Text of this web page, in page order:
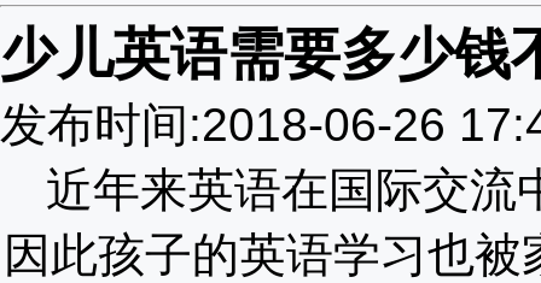
少儿英语需要多少钱
发布时间:2018-06-26
近年来英语在国际交流
因此孩子的英语学习也